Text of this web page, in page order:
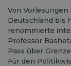
Von
Deutschland bis
renommierte
Professor
Pass über
Für den